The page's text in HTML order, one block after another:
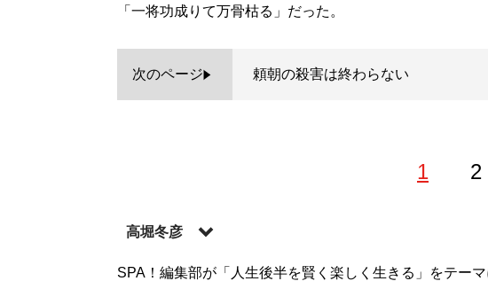
「一将功成りて万骨枯る」だった。
次のページ 頼朝の殺害は終わらない
1 2
高堀冬彦
放送コラムニスト／ジャーナリスト 1964年生まれ。ス
SPA！編集部が「人生後半を賢く楽しく生きる」をテー